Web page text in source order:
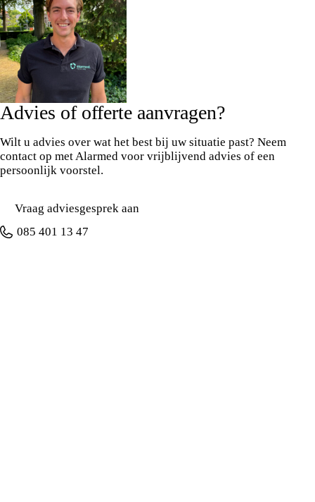
Advies of offerte aanvragen?
Wilt u advies over wat het best bij uw situatie past? Neem
contact op met Alarmed voor vrijblijvend advies of een
persoonlijk voorstel.
Vraag adviesgesprek aan
085 401 13 47